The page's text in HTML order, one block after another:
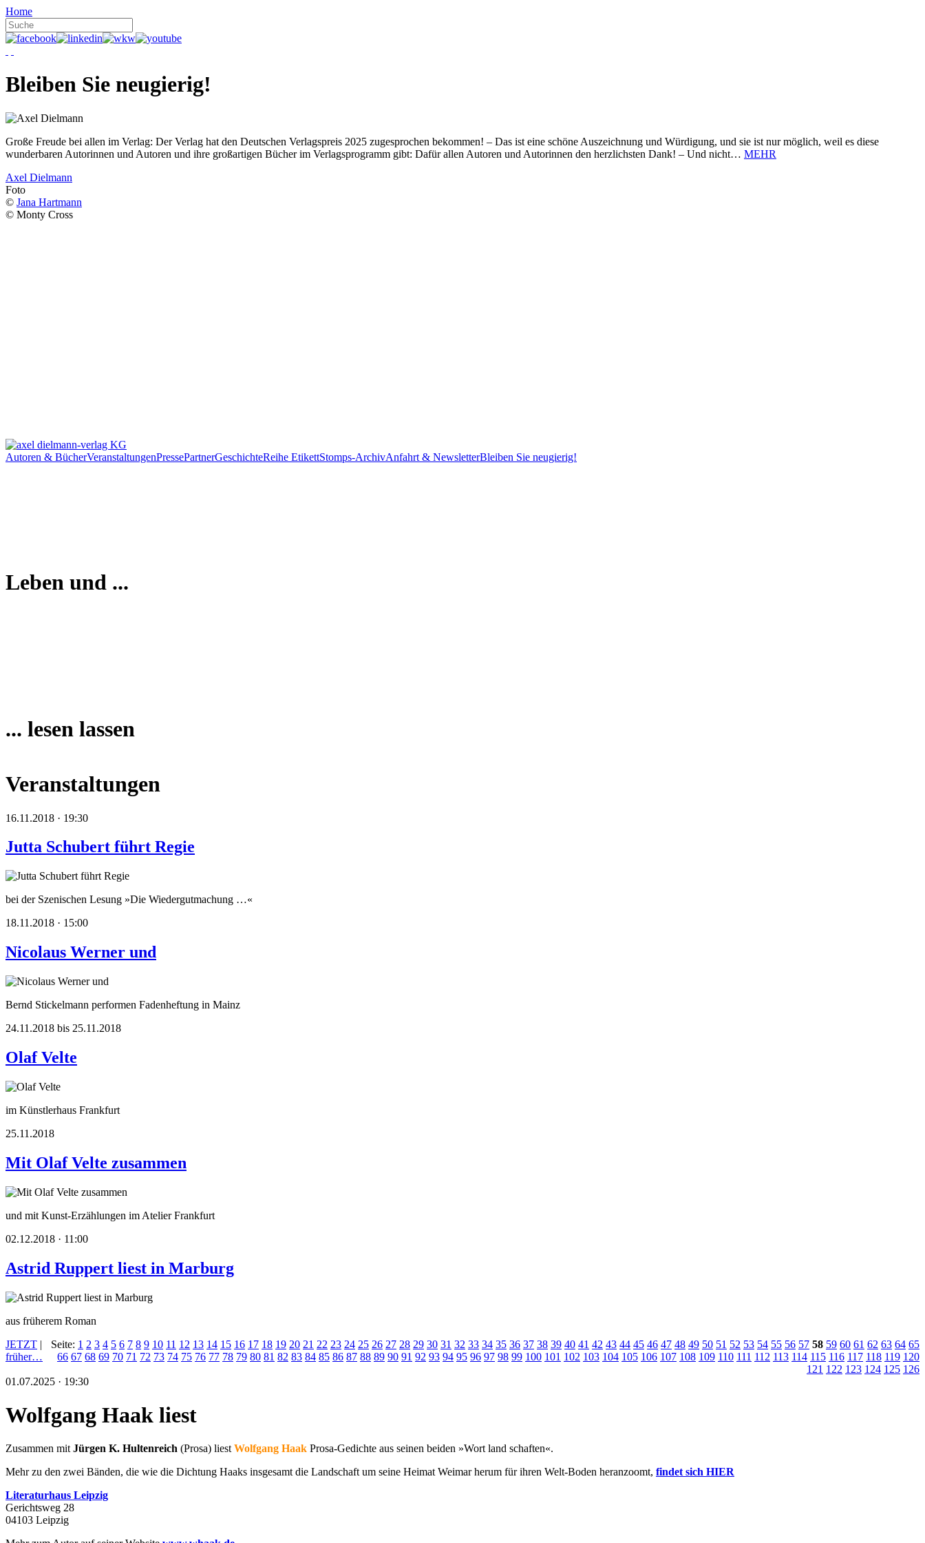
Home
Bleiben Sie neugierig!
Große Freude bei allen im Verlag: Der Verlag hat den Deutschen Verlagspreis 2025 zugesprochen bekommen! – Das ist eine schöne Auszeichnung und Würdigung, und sie ist nur möglich, weil es diese
wunderbaren Autorinnen und Autoren und ihre großartigen Bücher im Verlagsprogramm gibt: Dafür allen Autoren und Autorinnen den herzlichsten Dank! – Und nicht… MEHR
Axel Dielmann
Foto
© Jana Hartmann
© Monty Cross
Autoren & BücherVeranstaltungenPressePartnerGeschichteReihe EtikettStomps-ArchivAnfahrt & NewsletterBleiben Sie neugierig!
Leben und ...
... lesen lassen
Veranstaltungen
16.11.2018 · 19:30
Jutta Schubert führt Regie
bei der Szenischen Lesung »Die Wiedergutmachung …«
18.11.2018 · 15:00
Nicolaus Werner und
Bernd Stickelmann performen Fadenheftung in Mainz
24.11.2018 bis 25.11.2018
Olaf Velte
im Künstlerhaus Frankfurt
25.11.2018
Mit Olaf Velte zusammen
und mit Kunst-Erzählungen im Atelier Frankfurt
02.12.2018 · 11:00
Astrid Ruppert liest in Marburg
aus früherem Roman
JETZT |
früher…
Seite: 1 2 3 4 5 6 7 8 9 10 11 12 13 14 15 16 17 18 19 20 21 22 23 24 25 26 27 28 29 30 31 32 33 34 35 36 37 38 39 40 41 42 43 44 45 46 47 48 49 50 51 52 53 54 55 56 57 58 59 60 61 62 63 64 65
66 67 68 69 70 71 72 73 74 75 76 77 78 79 80 81 82 83 84 85 86 87 88 89 90 91 92 93 94 95 96 97 98 99 100 101 102 103 104 105 106 107 108 109 110 111 112 113 114 115 116 117 118 119 120
121 122 123 124 125 126
01.07.2025 · 19:30
Wolfgang Haak liest
Zusammen mitJürgen K. Hultenreich (Prosa) liestWolfgang Haak Prosa-Gedichte aus seinen beiden »Wort land schaften«.
Mehr zu den zwei Bänden, die wie die Dichtung Haaks insgesamt die Landschaft um seine Heimat Weimar herum für ihren Welt-Boden heranzoomt, findet sich HIER
Literaturhaus Leipzig
Gerichtsweg 28
04103 Leipzig